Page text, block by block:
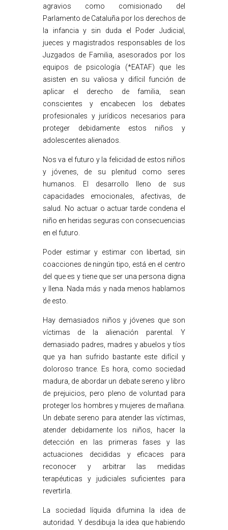
agravios como comisionado del
Parlamento de Cataluña por los derechos de
la infancia y sin duda el Poder Judicial,
jueces y magistrados responsables de los
Juzgados de Familia, asesorados por los
equipos de psicología (*EATAF) que les
asisten en su valiosa y difícil función de
aplicar el derecho de familia, sean
conscientes y encabecen los debates
profesionales y jurídicos necesarios para
proteger debidamente estos niños y
adolescentes alienados.
Nos va el futuro y la felicidad de estos niños
y jóvenes, de su plenitud como seres
humanos. El desarrollo lleno de sus
capacidades emocionales, afectivas, de
salud. No actuar o actuar tarde condena el
niño en heridas seguras con consecuencias
en el futuro.
Poder estimar y estimar con libertad, sin
coacciones de ningún tipo, está en el centro
del que es y tiene que ser una persona digna
y llena. Nada más y nada menos hablamos
de esto.
Hay demasiados niños y jóvenes que son
víctimas de la alienación parental. Y
demasiado padres, madres y abuelos y tíos
que ya han sufrido bastante este difícil y
doloroso trance. Es hora, como sociedad
madura, de abordar un debate sereno y libro
de prejuicios, pero pleno de voluntad para
proteger los hombres y mujeres de mañana.
Un debate sereno para atender las víctimas,
atender debidamente los niños, hacer la
detección en las primeras fases y las
actuaciones decididas y eficaces para
reconocer y arbitrar las medidas
terapéuticas y judiciales suficientes para
revertirla.
La sociedad líquida difumina la idea de
autoridad. Y desdibuja la idea que habiendo